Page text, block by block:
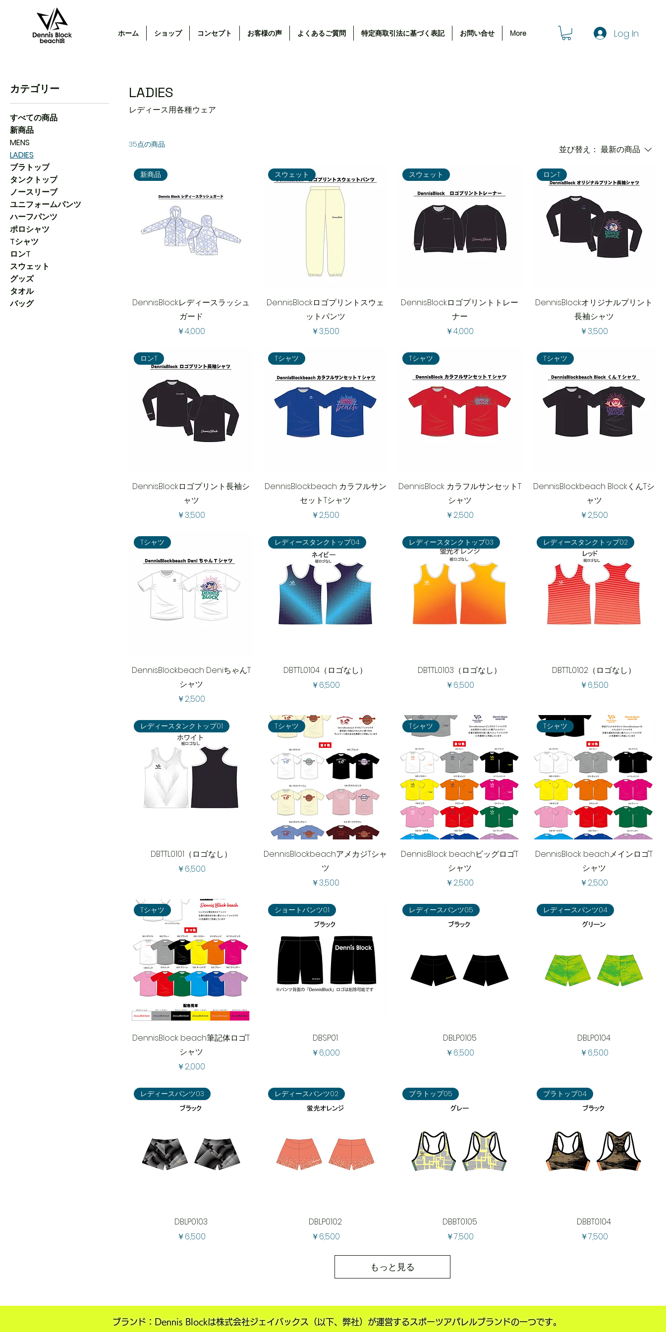
ホーム ショップ コンセプト お客様の声 よくあるご質問 特定商取引法に基づく表記 お問い合せ More Log In
カテゴリー
すべての商品
新商品
MENS
LADIES
ブラトップ
タンクトップ
ノースリーブ
ユニフォームパンツ
ハーフパンツ
ポロシャツ
Tシャツ
ロンT
スウェット
グッズ
タオル
バッグ
LADIES
レディース用各種ウェア
35点の商品 並び替え： 最新の商品
新商品
DennisBlockレディースラッシュ
ガード
価格
￥4,000
スウェット
DennisBlockロゴプリントスウェ
ットパンツ
価格
￥3,500
スウェット
DennisBlockロゴプリントトレー
ナー
価格
￥4,000
ロンT
DennisBlockオリジナルプリント
長袖シャツ
価格
￥3,500
ロンT
DennisBlockロゴプリント長袖シ
ャツ
価格
￥3,500
Tシャツ
DennisBlockbeach カラフルサン
セットTシャツ
価格
￥2,500
Tシャツ
DennisBlock カラフルサンセットT
シャツ
価格
￥2,500
Tシャツ
DennisBlockbeach BlockくんTシ
ャツ
価格
￥2,500
Tシャツ
DennisBlockbeach DeniちゃんT
シャツ
価格
￥2,500
レディースタンクトップ04
DBTTL0104（ロゴなし）
価格
￥6,500
レディースタンクトップ03
DBTTL0103（ロゴなし）
価格
￥6,500
レディースタンクトップ02
DBTTL0102（ロゴなし）
価格
￥6,500
レディースタンクトップ01
DBTTL0101（ロゴなし）
価格
￥6,500
Tシャツ
DennisBlockbeachアメカジTシャ
ツ
価格
￥3,500
Tシャツ
DennisBlock beachビッグロゴT
シャツ
価格
￥2,500
Tシャツ
DennisBlock beachメインロゴT
シャツ
価格
￥2,500
Tシャツ
DennisBlock beach筆記体ロゴT
シャツ
価格
￥2,000
ショートパンツ01
DBSP01
価格
￥6,000
レディースパンツ05
DBLP0105
価格
￥6,500
レディースパンツ04
DBLP0104
価格
￥6,500
レディースパンツ03
DBLP0103
価格
￥6,500
レディースパンツ02
DBLP0102
価格
￥6,500
ブラトップ05
DBBT0105
価格
￥7,500
ブラトップ04
DBBT0104
価格
￥7,500
もっと見る
ブランド：Dennis Blockは株式会社ジェイバックス（以下、弊社）が運営するスポーツアパレルブランドの一つです。